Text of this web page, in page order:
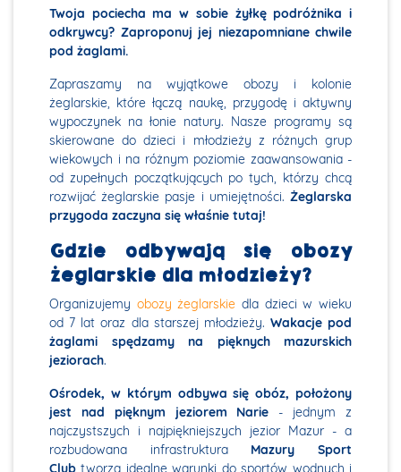
Twoja pociecha ma w sobie żyłkę podróżnika i
odkrywcy? Zaproponuj jej niezapomniane chwile
pod żaglami.
Zapraszamy na wyjątkowe obozy i kolonie
żeglarskie, które łączą naukę, przygodę i aktywny
wypoczynek na łonie natury. Nasze programy są
skierowane do dzieci i młodzieży z różnych grup
wiekowych i na różnym poziomie zaawansowania -
od zupełnych początkujących po tych, którzy chcą
rozwijać żeglarskie pasje i umiejętności. Żeglarska
przygoda zaczyna się właśnie tutaj!
Gdzie odbywają się obozy
żeglarskie dla młodzieży?
Organizujemy obozy żeglarskie dla dzieci w wieku
od 7 lat oraz dla starszej młodzieży. Wakacje pod
żaglami spędzamy na pięknych mazurskich
jeziorach.
Ośrodek, w którym odbywa się obóz, położony
jest nad pięknym jeziorem Narie - jednym z
najczystszych i najpiękniejszych jezior Mazur - a
rozbudowana infrastruktura Mazury Sport
Club tworzą idealne warunki do sportów wodnych i